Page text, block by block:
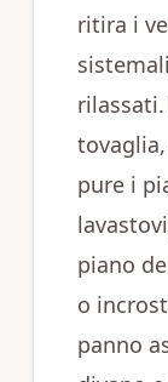
ritira i
pure i
piano
o
panno